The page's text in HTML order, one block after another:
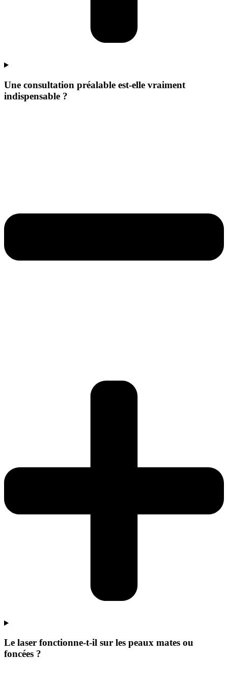
Une consultation préalable est-elle vraiment
indispensable ?
Le laser fonctionne-t-il sur les peaux mates ou
foncées ?